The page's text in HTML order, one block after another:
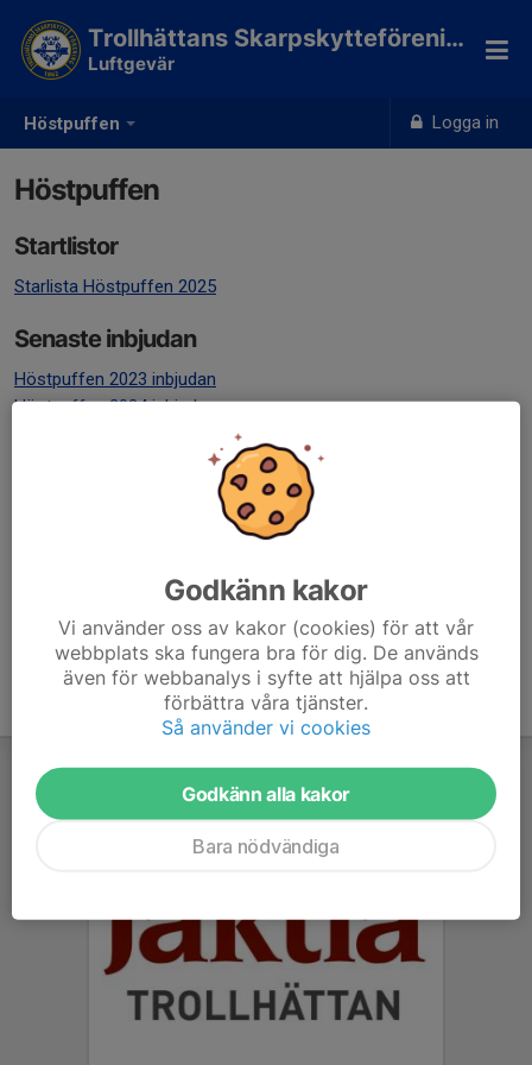
Höstpuffen Logga in
Trollhättans Skarpskytteförening
Luftgevär
Höstpuffen
Startlistor
Starlista Höstpuffen 2025
Senaste inbjudan
Höstpuffen 2023 inbjudan
Höstpuffen 2024 inbjudan
Godkänn kakor
Vi använder oss av kakor (cookies) för att vår
webbplats ska fungera bra för dig. De används
även för webbanalys i syfte att hjälpa oss att
förbättra våra tjänster.
Så använder vi cookies
Godkänn alla kakor
Bara nödvändiga